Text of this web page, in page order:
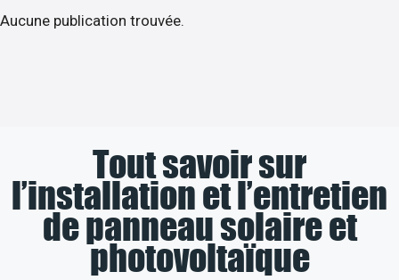
Aucune publication trouvée.
Tout savoir sur
l’installation et l’entretien
de panneau solaire et
photovoltaïque